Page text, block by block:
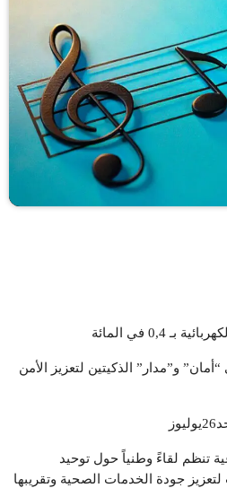
0,4 في المائة
و”مدار” الذكيتين لتعزيز الأمن
تنظم لقاءً وطنياً حول توحيد
جودة الخدمات الصحية وتقريبها